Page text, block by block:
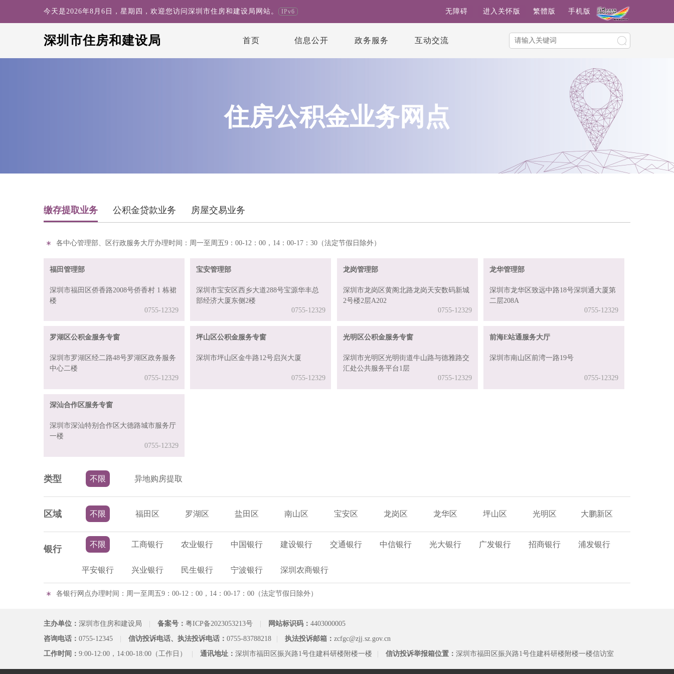
今天是2026年8月6日，星期四，欢迎您访问深圳市住房和建设局网站。 IPv6 无障碍 进入关怀版 繁體版 手机版
深圳市住房和建设局 首页 信息公开 政务服务 互动交流
search
住房公积金业务网点
缴存提取业务 公积金贷款业务 房屋交易业务
各中心管理部、区行政服务大厅办理时间：周一至周五9：00-12：00，14：00-17：30（法定节假日除外）
福田管理部
深圳市福田区侨香路2008号侨香村 1 栋裙
楼
0755-12329
宝安管理部
深圳市宝安区西乡大道288号宝源华丰总
部经济大厦东侧2楼
0755-12329
龙岗管理部
深圳市龙岗区黄阁北路龙岗天安数码新城
2号楼2层A202
0755-12329
龙华管理部
深圳市龙华区致远中路18号深圳通大厦第
二层208A
0755-12329
罗湖区公积金服务专窗
深圳市罗湖区经二路48号罗湖区政务服务
中心二楼
0755-12329
坪山区公积金服务专窗
深圳市坪山区金牛路12号启兴大厦
0755-12329
光明区公积金服务专窗
深圳市光明区光明街道牛山路与德雅路交
汇处公共服务平台1层
0755-12329
前海E站通服务大厅
深圳市南山区前湾一路19号
0755-12329
深汕合作区服务专窗
深圳市深汕特别合作区大德路城市服务厅
一楼
0755-12329
类型 不限 异地购房提取
区域 不限 福田区 罗湖区 盐田区 南山区 宝安区 龙岗区 龙华区 坪山区 光明区 大鹏新区
银行 不限 工商银行 农业银行 中国银行 建设银行 交通银行 中信银行 光大银行 广发银行 招商银行 浦发银行
平安银行 兴业银行 民生银行 宁波银行 深圳农商银行
各银行网点办理时间：周一至周五9：00-12：00，14：00-17：00（法定节假日除外）
主办单位： 深圳市住房和建设局 备案号： 粤ICP备2023053213号 网站标识码： 4403000005
咨询电话： 0755-12345 信访投诉电话、执法投诉电话： 0755-83788218 执法投诉邮箱： zcfgc@zjj.sz.gov.cn
工作时间： 9:00-12:00，14:00-18:00（工作日） 通讯地址： 深圳市福田区振兴路1号住建科研楼附楼一楼 信访投诉举报箱位置： 深圳市福田区振兴路1号住建科研楼附楼一楼信访室